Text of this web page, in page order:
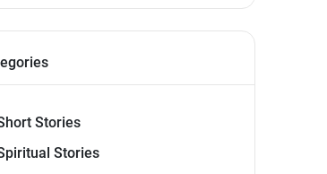
Stories
Stories